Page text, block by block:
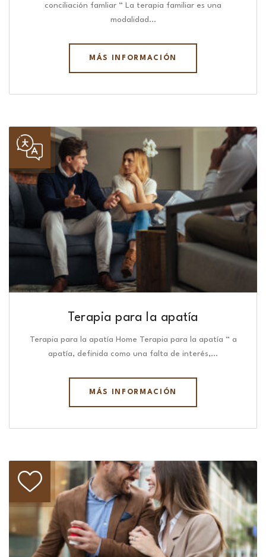
conciliación famliar “ La terapia familiar es una
modalidad…
MÁS INFORMACIÓN
Terapia para la apatía
Terapia para la apatía Home Terapia para la apatía “ a
apatía, definida como una falta de interés,…
MÁS INFORMACIÓN